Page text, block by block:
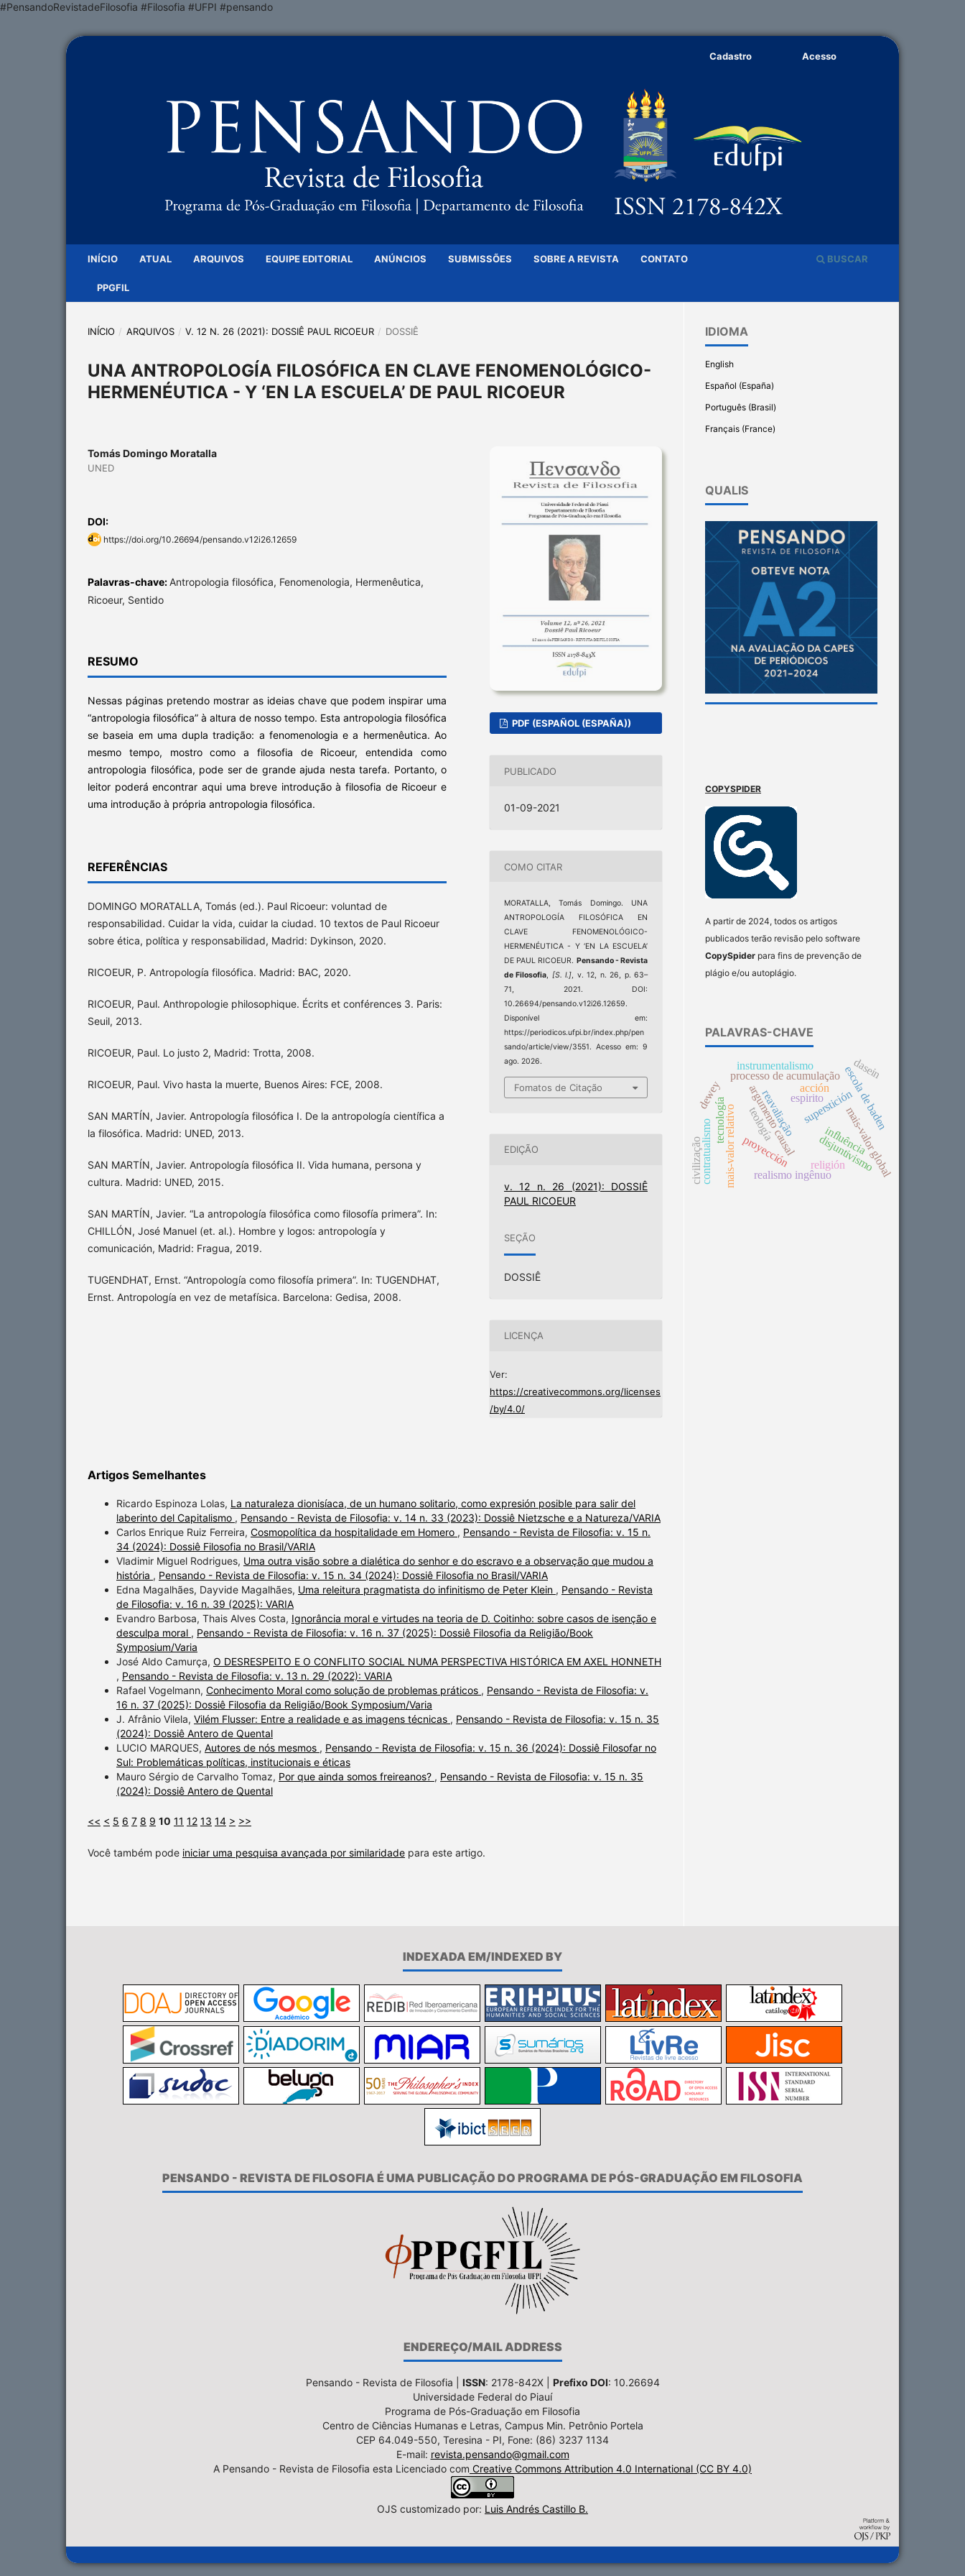
#PensandoRevistadeFilosofia #Filosofia #UFPI #pensando
INÍCIO ATUAL ARQUIVOS EQUIPE EDITORIAL ANÚNCIOS SUBMISSÕES SOBRE A REVISTA CONTATO
PPGFIL
BUSCAR
Cadastro Acesso
INÍCIO / ARQUIVOS / V. 12 N. 26 (2021): DOSSIÊ PAUL RICOEUR / DOSSIÊ
UNA ANTROPOLOGÍA FILOSÓFICA EN CLAVE FENOMENOLÓGICO-
HERMENÉUTICA - Y ‘EN LA ESCUELA’ DE PAUL RICOEUR
Tomás Domingo Moratalla
UNED
DOI:
https://doi.org/10.26694/pensando.v12i26.12659
Palavras-chave:Antropologia filosófica, Fenomenologia, Hermenêutica,
Ricoeur, Sentido
RESUMO
Nessas páginas pretendo mostrar as ideias chave que podem inspirar uma
“antropologia filosófica” à altura de nosso tempo. Esta antropologia filosófica
se baseia em uma dupla tradição: a fenomenologia e a hermenêutica. Ao
mesmo tempo, mostro como a filosofia de Ricoeur, entendida como
antropologia filosófica, pode ser de grande ajuda nesta tarefa. Portanto, o
leitor poderá encontrar aqui uma breve introdução à filosofia de Ricoeur e
uma introdução à própria antropologia filosófica.
REFERÊNCIAS
DOMINGO MORATALLA, Tomás (ed.). Paul Ricoeur: voluntad de
responsabilidad. Cuidar la vida, cuidar la ciudad. 10 textos de Paul Ricoeur
sobre ética, política y responsabilidad, Madrid: Dykinson, 2020.
RICOEUR, P. Antropología filosófica. Madrid: BAC, 2020.
RICOEUR, Paul. Anthropologie philosophique. Écrits et conférences 3. Paris:
Seuil, 2013.
RICOEUR, Paul. Lo justo 2, Madrid: Trotta, 2008.
RICOEUR, Paul. Vivo hasta la muerte, Buenos Aires: FCE, 2008.
SAN MARTÍN, Javier. Antropología filosófica I. De la antropología científica a
la filosófica. Madrid: UNED, 2013.
SAN MARTÍN, Javier. Antropología filosófica II. Vida humana, persona y
cultura. Madrid: UNED, 2015.
SAN MARTÍN, Javier. “La antropología filosófica como filosofía primera”. In:
CHILLÓN, José Manuel (et. al.). Hombre y logos: antropología y
comunicación, Madrid: Fragua, 2019.
TUGENDHAT, Ernst. “Antropología como filosofía primera”. In: TUGENDHAT,
Ernst. Antropología en vez de metafísica. Barcelona: Gedisa, 2008.
PDF (ESPAÑOL (ESPAÑA))
PUBLICADO
01-09-2021
COMO CITAR
MORATALLA, Tomás Domingo. UNA
ANTROPOLOGÍA FILOSÓFICA EN
CLAVE FENOMENOLÓGICO-
HERMENÉUTICA - Y ‘EN LA ESCUELA’
DE PAUL RICOEUR. Pensando - Revista
de Filosofia, [S. l.], v. 12, n. 26, p. 63–
71, 2021. DOI:
10.26694/pensando.v12i26.12659.
Disponível em:
https://periodicos.ufpi.br/index.php/pen
sando/article/view/3551. Acesso em: 9
ago. 2026.
Fomatos de Citação
EDIÇÃO
v. 12 n. 26 (2021): DOSSIÊ
PAUL RICOEUR
SEÇÃO
DOSSIÊ
LICENÇA
Ver:
https://creativecommons.org/licenses
/by/4.0/
Artigos Semelhantes
Ricardo Espinoza Lolas, La naturaleza dionisíaca, de un humano solitario, como expresión posible para salir del
laberinto del Capitalismo , Pensando - Revista de Filosofia: v. 14 n. 33 (2023): Dossiê Nietzsche e a Natureza/VARIA
Carlos Enrique Ruiz Ferreira, Cosmopolítica da hospitalidade em Homero , Pensando - Revista de Filosofia: v. 15 n.
34 (2024): Dossiê Filosofia no Brasil/VARIA
Vladimir Miguel Rodrigues, Uma outra visão sobre a dialética do senhor e do escravo e a observação que mudou a
história , Pensando - Revista de Filosofia: v. 15 n. 34 (2024): Dossiê Filosofia no Brasil/VARIA
Edna Magalhães, Dayvide Magalhães, Uma releitura pragmatista do infinitismo de Peter Klein , Pensando - Revista
de Filosofia: v. 16 n. 39 (2025): VARIA
Evandro Barbosa, Thais Alves Costa, Ignorância moral e virtudes na teoria de D. Coitinho: sobre casos de isenção e
desculpa moral , Pensando - Revista de Filosofia: v. 16 n. 37 (2025): Dossiê Filosofia da Religião/Book
Symposium/Varia
José Aldo Camurça, O DESRESPEITO E O CONFLITO SOCIAL NUMA PERSPECTIVA HISTÓRICA EM AXEL HONNETH
, Pensando - Revista de Filosofia: v. 13 n. 29 (2022): VARIA
Rafael Vogelmann, Conhecimento Moral como solução de problemas práticos , Pensando - Revista de Filosofia: v.
16 n. 37 (2025): Dossiê Filosofia da Religião/Book Symposium/Varia
J. Afrânio Vilela, Vilém Flusser: Entre a realidade e as imagens técnicas , Pensando - Revista de Filosofia: v. 15 n. 35
(2024): Dossiê Antero de Quental
LUCIO MARQUES, Autores de nós mesmos , Pensando - Revista de Filosofia: v. 15 n. 36 (2024): Dossiê Filosofar no
Sul: Problemáticas políticas, institucionais e éticas
Mauro Sérgio de Carvalho Tomaz, Por que ainda somos freireanos? , Pensando - Revista de Filosofia: v. 15 n. 35
(2024): Dossiê Antero de Quental
<< < 5 6 7 8 9 10 11 12 13 14 > >>
Você também pode iniciar uma pesquisa avançada por similaridade para este artigo.
IDIOMA
English
Español (España)
Português (Brasil)
Français (France)
QUALIS
COPYSPIDER
A partir de 2024, todos os artigos
publicados terão revisão pelo software
CopySpider para fins de prevenção de
plágio e/ou autoplágio.
PALAVRAS-CHAVE
argumento causalsuperstición
proyección
processo de acumulação
mais-valor global
mais-valor relativo disjuntivismo
religión
realismo ingênuo
tecnología
instrumentalismo
dewey
teología
espirito
influência
escola de baden
dasein
reavaliação
contratualismo
acción
civilização
INDEXADA EM/INDEXED BY
PENSANDO - REVISTA DE FILOSOFIA É UMA PUBLICAÇÃO DO PROGRAMA DE PÓS-GRADUAÇÃO EM FILOSOFIA
ENDEREÇO/MAIL ADDRESS
Pensando - Revista de Filosofia | ISSN: 2178-842X | Prefixo DOI: 10.26694
Universidade Federal do Piauí
Programa de Pós-Graduação em Filosofia
Centro de Ciências Humanas e Letras, Campus Min. Petrônio Portela
CEP 64.049-550, Teresina - PI, Fone: (86) 3237 1134
E-mail: revista.pensando@gmail.com
A Pensando - Revista de Filosofia esta Licenciado com Creative Commons Attribution 4.0 International (CC BY 4.0)
OJS customizado por: Luis Andrés Castillo B.